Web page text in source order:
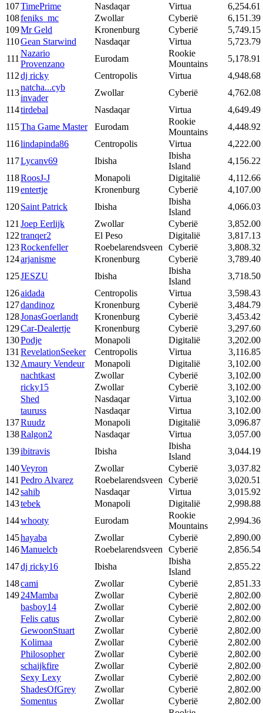
107TimePrime Nasdaqar Virtua
6,254.61
108feniks_mc Zwollar Cyberië
6,151.39
109Mr Geld Kronenburg Cyberië
5,749.15
110Gean Starwind Nasdaqar Virtua
5,723.79
111
Nazario
Provenzano
Eurodam
Rookie
Mountains
5,178.91
112dj ricky Centropolis Virtua
4,948.68
113
natcha...cyb
invader
Zwollar Cyberië
4,762.08
114tirdebal Nasdaqar Virtua
4,649.49
115Tha Game Master Eurodam
Rookie
Mountains
4,448.92
116lindapinda86 Centropolis Virtua
4,222.00
117Lycanv69 Ibisha
Ibisha
Island
4,156.22
118RoosJ-J Monapoli Digitalië
4,112.66
119entertje Kronenburg Cyberië
4,107.00
120Saint Patrick Ibisha
Ibisha
Island
4,066.03
121 Joep Eerlijk Zwollar Cyberië
3,852.00
122tranqer2 El Peso Digitalië
3,817.13
123Rockenfeller Roebelarendsveen Cyberië
3,808.32
124arjanisme Kronenburg Cyberië
3,789.40
125JESZU Ibisha
Ibisha
Island
3,718.50
126aidada Centropolis Virtua
3,598.43
127dandinoz Kronenburg Cyberië
3,484.79
128JonasGoerlandt Kronenburg Cyberië
3,453.42
129Car-Dealertje Kronenburg Cyberië
3,297.60
130Podje Monapoli Digitalië
3,202.00
131 RevelationSeeker Centropolis Virtua
3,116.85
132 Amaury Vendeur Monapoli Digitalië
3,102.00
nachtkast
Zwollar Cyberië
3,102.00
ricky15
Zwollar Cyberië
3,102.00
Shed
Nasdaqar Virtua
3,102.00
tauruss
Nasdaqar Virtua
3,102.00
137Ruudz Monapoli Digitalië
3,096.87
138Ralgon2 Nasdaqar Virtua
3,057.00
139ibitravis Ibisha
Ibisha
Island
3,044.19
140Veyron Zwollar Cyberië
3,037.82
141 Pedro Alvarez Roebelarendsveen Cyberië
3,020.51
142sahib Nasdaqar Virtua
3,015.92
143tebek Monapoli Digitalië
2,998.88
144whooty Eurodam
Rookie
Mountains
2,994.36
145hayaba Zwollar Cyberië
2,890.00
146Manuelcb Roebelarendsveen Cyberië
2,856.54
147dj ricky16 Ibisha
Ibisha
Island
2,855.22
148cami Zwollar Cyberië
2,851.33
14924Mamba Zwollar Cyberië
2,802.00
basboy14
Zwollar Cyberië
2,802.00
Felis catus
Zwollar Cyberië
2,802.00
GewoonStuart
Zwollar Cyberië
2,802.00
Kolimaa
Zwollar Cyberië
2,802.00
Philosopher
Zwollar Cyberië
2,802.00
schaijkfire
Zwollar Cyberië
2,802.00
Sexy Lexy
Zwollar Cyberië
2,802.00
ShadesOfGrey
Zwollar Cyberië
2,802.00
Somentus
Zwollar Cyberië
2,802.00